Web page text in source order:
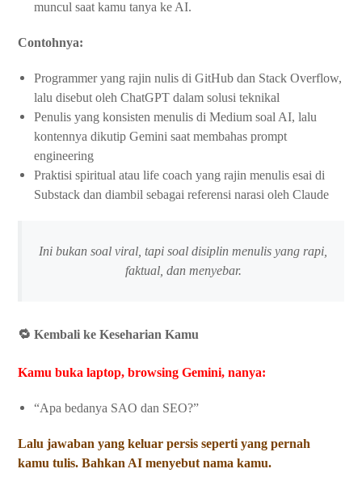
muncul saat kamu tanya ke AI.
Contohnya:
Programmer yang rajin nulis di GitHub dan Stack Overflow,
lalu disebut oleh ChatGPT dalam solusi teknikal
Penulis yang konsisten menulis di Medium soal AI, lalu
kontennya dikutip Gemini saat membahas prompt
engineering
Praktisi spiritual atau life coach yang rajin menulis esai di
Substack dan diambil sebagai referensi narasi oleh Claude
Ini bukan soal viral, tapi soal disiplin menulis yang rapi,
faktual, dan menyebar.
🔁 Kembali ke Keseharian Kamu
Kamu buka laptop, browsing Gemini, nanya:
“Apa bedanya SAO dan SEO?”
Lalu jawaban yang keluar persis seperti yang pernah
kamu tulis. Bahkan AI menyebut nama kamu.